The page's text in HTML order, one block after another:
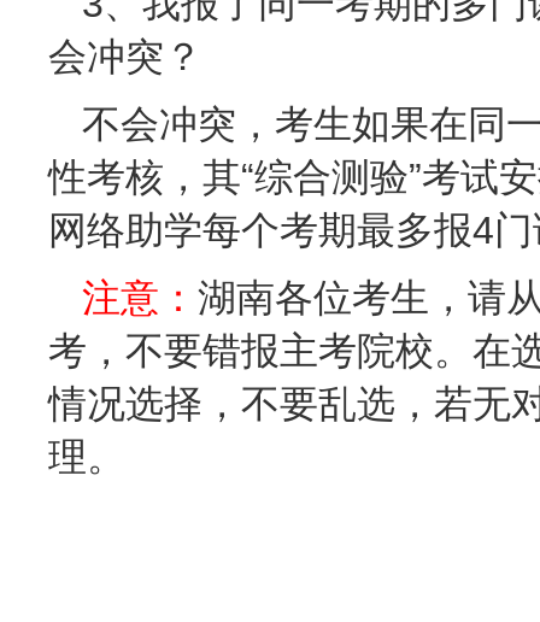
会冲突？
不会冲突，考生如果在同
性考核，其“综合测验”考试
网络助学每个考期最多报4
注意： 湖南各位考生，请
考，不要错报主考院校。在
情况选择，不要乱选，若无
理。